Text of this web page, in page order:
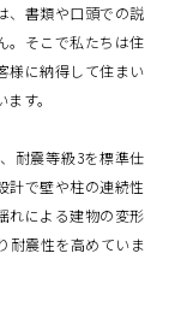
、書類や口頭での説
。そこで私たちは住
様に納得して住まい
す。
耐震等級3を標準仕
計で壁や柱の連続性
れによる建物の変形
耐震性を高めていま